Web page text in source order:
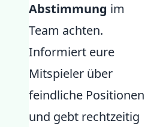
Abstimmung im
Team achten.
Informiert eure
Mitspieler über
feindliche Positionen
und gebt rechtzeitig